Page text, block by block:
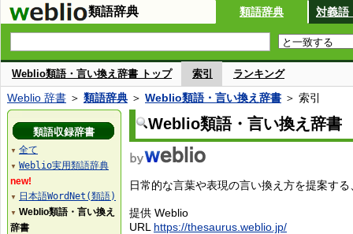
類語辞典 類語辞典 対義語
Weblio類語・言い換え辞書 トップ 索引 ランキング
Weblio 辞書 ＞ 類語辞典 ＞ Weblio類語・言い換え辞書 ＞ 索引
Weblio類語・言い換え辞書
日常的な言葉や表現の言い換え方を提案す
提供 Weblio
URL https://thesaurus.weblio.jp/
類語収録辞書
▼ 全て
▼ Weblio実用類語辞典
new!
▼ 日本語WordNet(類語)
▼ Weblio類語・言い換え
辞書